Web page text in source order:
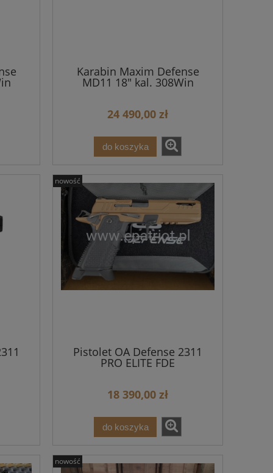
Karabin Maxim Defense
MD11 18" kal. 308Win
24 490,00 zł
do koszyka
Pistolet OA Defense 2311
PRO ELITE FDE
18 390,00 zł
do koszyka
nowość
nowość